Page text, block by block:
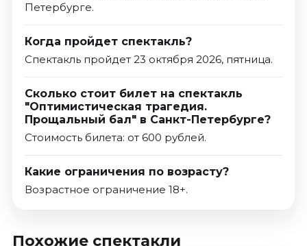
Петербурге.
Когда пройдет спектакль?
Спектакль пройдет 23 октября 2026, пятница.
Сколько стоит билет на спектакль
"Оптимистическая трагедия.
Прощальный бал" в Санкт-Петербурге?
Стоимость билета: от 600 рублей.
Какие ограничения по возрасту?
Возрастное ограничение 18+.
Похожие спектакли